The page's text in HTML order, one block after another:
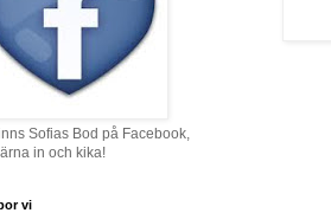
Sofias Bod på Facebook,
in och kika!
vi